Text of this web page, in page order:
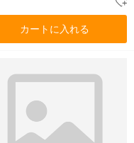
カートに入れる